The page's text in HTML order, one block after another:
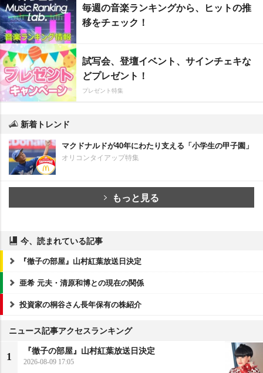
毎週の音楽ランキングから、ヒットの推
移をチェック！
試写会、登壇イベント、サインチェキな
どプレゼント！
プレゼント特集
新着トレンド
マクドナルドが40年にわたり支える「小学生の甲子園」
オリコンタイアップ特集
もっと見る
今、読まれている記事
『徹子の部屋』山村紅葉放送日決定
亜希 元夫・清原和博との現在の関係
投資家の桐谷さん長年保有の株紹介
ニュース記事アクセスランキング
1
『徹子の部屋』山村紅葉放送日決定
2026-08-09 17:05